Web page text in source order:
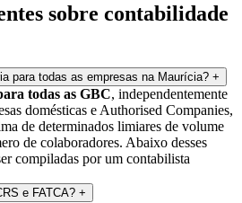
sobre contabilidade
para todas as empresas na Maurícia? +
todas as GBC, independentemente
domésticas e Authorised Companies,
de determinados limiares de volume
de colaboradores. Abaixo desses
compiladas por um contabilista
e FATCA? +